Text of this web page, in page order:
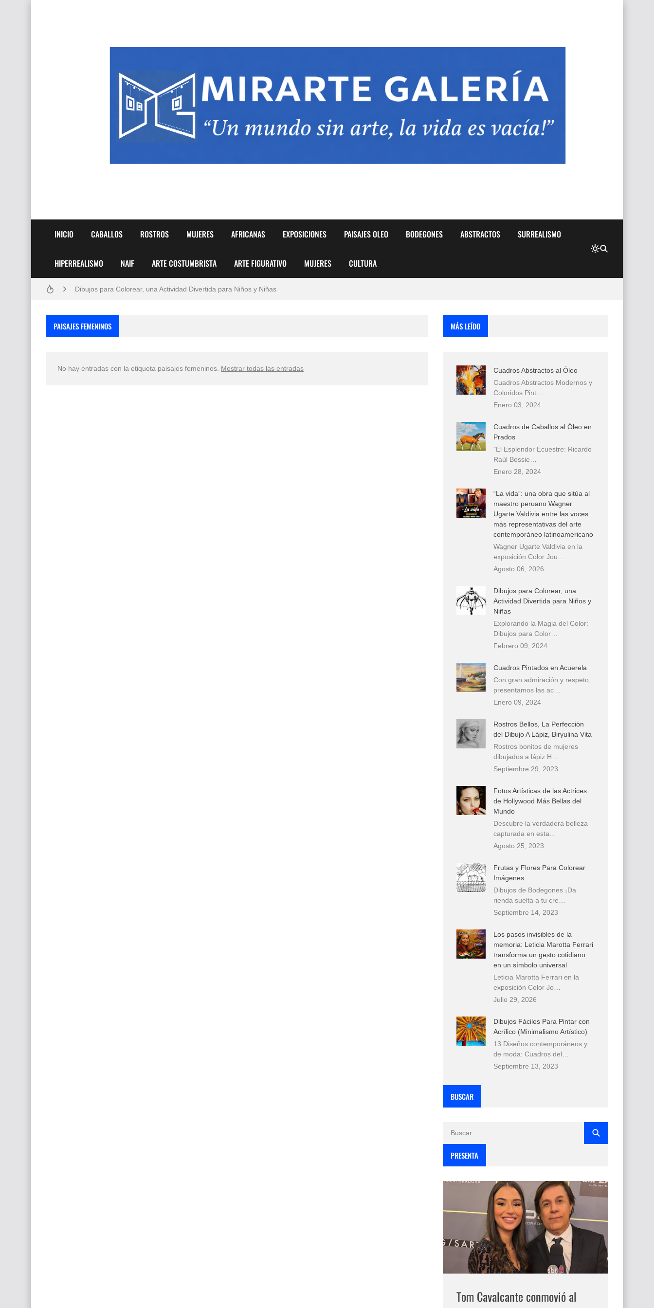
INICIO CABALLOS ROSTROS MUJERES AFRICANAS EXPOSICIONES PAISAJES OLEO BODEGONES ABSTRACTOS SURREALISMO
HIPERREALISMO NAIF ARTE COSTUMBRISTA ARTE FIGURATIVO MUJERES CULTURA
Dibujos para Colorear, una Actividad Divertida para Niños y Niñas
Dibujos Fáciles Para Pintar con Acrílico (Minimalismo Artístico)
Convocatoria exposición itinerante "SEMILLAS DE ARMONÍA 2025"
San Valentín Dibujos a Lápiz del 14 de Febrero
PAISAJES FEMENINOS
No hay entradas con la etiqueta paisajes femeninos Mostrar todas las entradas
MÁS LEÍDO
Cuadros Abstractos al Óleo
Cuadros Abstractos Modernos y
Coloridos Pint…
Enero 03, 2024
Cuadros de Caballos al Óleo en
Prados
"El Esplendor Ecuestre: Ricardo
Raúl Bossie…
Enero 28, 2024
“La vida”: una obra que sitúa al
maestro peruano Wagner
Ugarte Valdivia entre las voces
más representativas del arte
contemporáneo latinoamericano
Wagner Ugarte Valdivia en la
exposición Color Jou…
Agosto 06, 2026
Dibujos para Colorear, una
Actividad Divertida para Niños y
Niñas
Explorando la Magia del Color:
Dibujos para Color…
Febrero 09, 2024
Cuadros Pintados en Acuerela
Con gran admiración y respeto,
presentamos las ac…
Enero 09, 2024
Rostros Bellos, La Perfección
del Dibujo A Lápiz, Biryulina Vita
Rostros bonitos de mujeres
dibujados a lápiz H…
Septiembre 29, 2023
Fotos Artísticas de las Actrices
de Hollywood Más Bellas del
Mundo
Descubre la verdadera belleza
capturada en esta…
Agosto 25, 2023
Frutas y Flores Para Colorear
Imágenes
Dibujos de Bodegones ¡Da
rienda suelta a tu cre…
Septiembre 14, 2023
Los pasos invisibles de la
memoria: Leticia Marotta Ferrari
transforma un gesto cotidiano
en un símbolo universal
Leticia Marotta Ferrari en la
exposición Color Jo…
Julio 29, 2026
Dibujos Fáciles Para Pintar con
Acrílico (Minimalismo Artístico)
13 Diseños contemporáneos y
de moda: Cuadros del…
Septiembre 13, 2023
BUSCAR
PRESENTA
Tom Cavalcante conmovió al